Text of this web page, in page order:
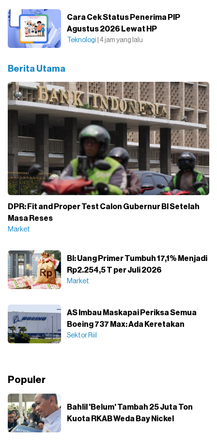
Cara Cek Status Penerima PIP
Agustus 2026 Lewat HP
Teknologi | 4 jam yang lalu
Berita Utama
DPR: Fit and Proper Test Calon Gubernur BI Setelah
Masa Reses
Market
BI: Uang Primer Tumbuh 17,1% Menjadi
Rp2.254,5 T per Juli 2026
Market
AS Imbau Maskapai Periksa Semua
Boeing 737 Max: Ada Keretakan
Sektor Riil
Populer
Bahlil 'Belum' Tambah 25 Juta Ton
Kuota RKAB Weda Bay Nickel